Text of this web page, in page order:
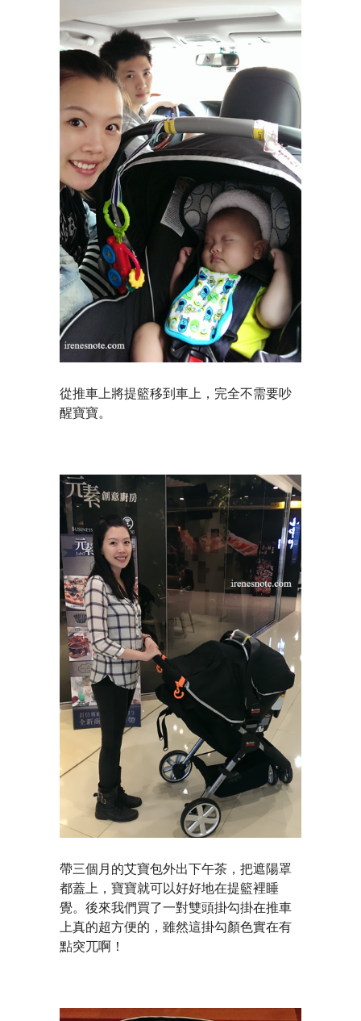
從推車上將提籃移到車上，完全不需要吵
醒寶寶。
帶三個月的艾寶包外出下午茶，把遮陽罩
都蓋上，寶寶就可以好好地在提籃裡睡
覺。後來我們買了一對雙頭掛勾掛在推車
上真的超方便的，雖然這掛勾顏色實在有
點突兀啊！